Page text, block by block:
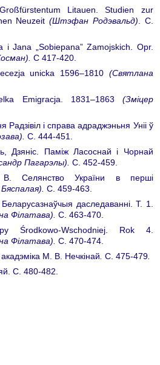
Litauen. Studien zur
Neuzeit(Штэфан Родэвальд) . С.
i Jana „Sobiepana” Zamojskich. Opr.
С 417-420.
unicka 1596–1810 (Святлана
Emigracja. 1831–1863 (Зміцер
Радзівіл і справа адраджэньня Уніі ў
.С. 444-451.
Дзяніс. Паміж Ласоснай і Чорнай
Пагарэлы) .С. 452-459.
Селянство України в перші
.С. 459-463.
даследаванні. T. 1.
Філатава) .С. 463-470.
Środkowo-Wschodniej. Rok 4.
Філатава) .С. 470-474.
акадэміка М. В. Нечкінай С. 475-479
С. 480-482.